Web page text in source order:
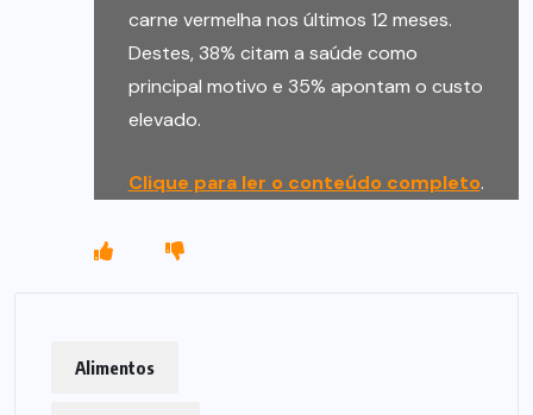
carne vermelha nos últimos 12 meses.
Destes, 38% citam a saúde como
principal motivo e 35% apontam o custo
elevado.
Clique para ler o conteúdo completo.
Alimentos